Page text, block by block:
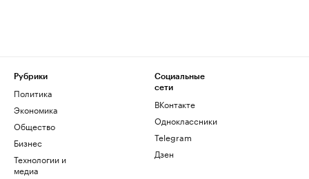
Рубрики
Политика
Экономика
Общество
Бизнес
Технологии и
медиа
Социальные
сети
ВКонтакте
Одноклассники
Telegram
Дзен